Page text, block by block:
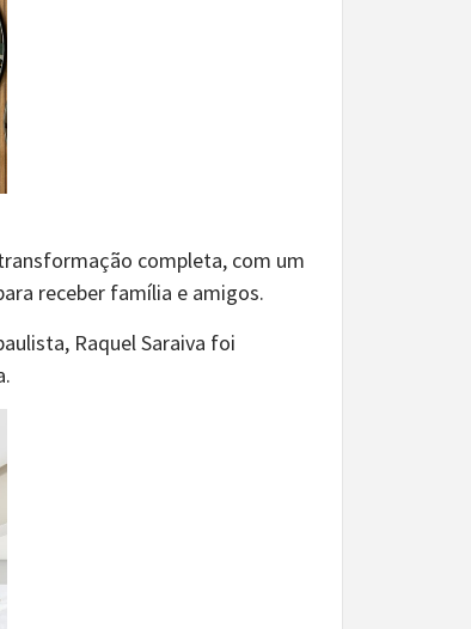
completa, com um
receber família e amigos.
Raquel Saraiva foi